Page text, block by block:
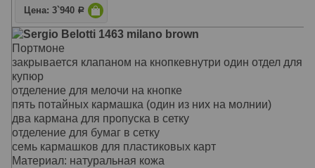
Цена: 3`940 Р
Sergio Belotti 1463 milano brown
Портмоне
закрывается клапаном на кнопкевнутри один отдел для
купюр
отделение для мелочи на кнопке
пять потайных кармашка (один из них на молнии)
два кармана для пропуска в сетку
отделение для бумаг в сетку
семь кармашков для пластиковых карт
Материал: натуральная кожа